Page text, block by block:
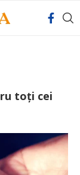
toţi cei